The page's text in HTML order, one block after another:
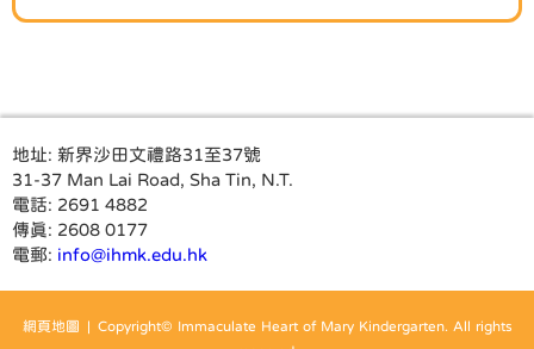
地址: 新界沙田文禮路31至37號
31-37 Man Lai Road, Sha Tin, N.T.
電話: 2691 4882
傳真: 2608 0177
電郵: info@ihmk.edu.hk
網頁地圖 | Copyright© Immaculate Heart of Mary Kindergarten. All rights